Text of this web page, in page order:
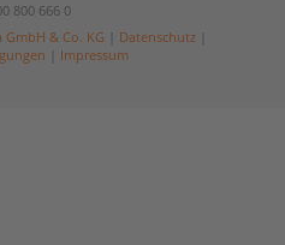
800 666 0
GmbH & Co. KG Datenschutz|
Impressum